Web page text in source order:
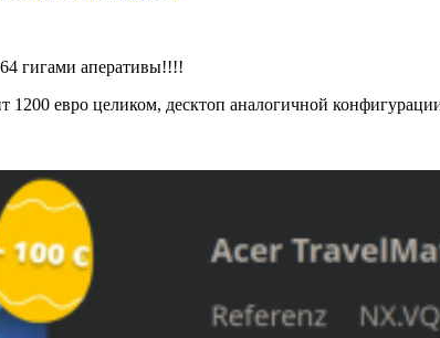
гигами аперативы!!!!
1200 евро целиком, десктоп аналогичной